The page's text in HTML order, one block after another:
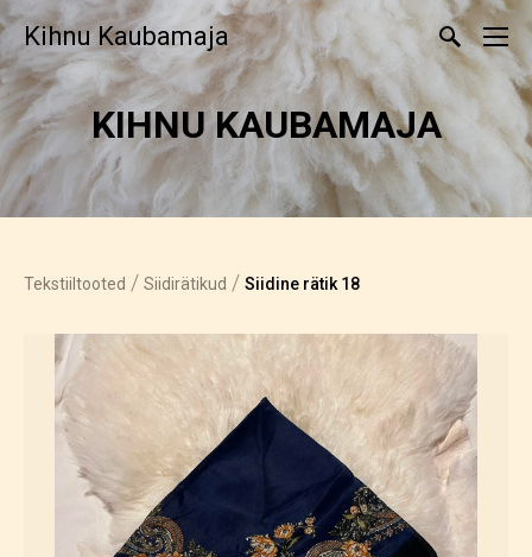
Kihnu Kaubamaja
KIHNU KAUBAMAJA
Tekstiiltooted / Siidirätikud / Siidine rätik 18